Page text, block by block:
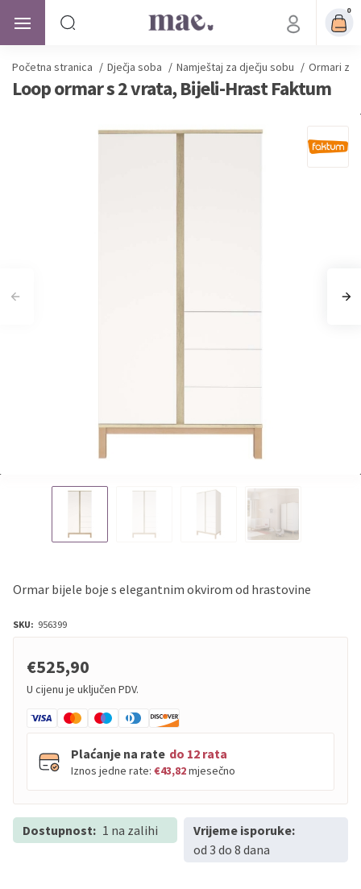
0
Početna stranica / Dječja soba / Namještaj za dječju sobu / Ormari za
Loop ormar s 2 vrata, Bijeli-Hrast Faktum
Ormar bijele boje s elegantnim okvirom od hrastovine
SKU: 956399
€525,90
U cijenu je uključen PDV.
Plaćanje na rate do 12 rata
Iznos jedne rate: €43,82mjesečno
PBZ do12
Visa Premium
Dostupnost: 1 na zalihi
Vrijeme isporuke:
od 3 do 8 dana